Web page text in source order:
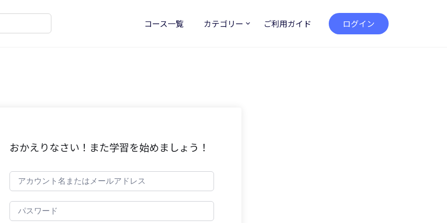
コース一覧 カテゴリー ご利用ガイド ログイン
おかえりなさい！また学習を始めましょう！